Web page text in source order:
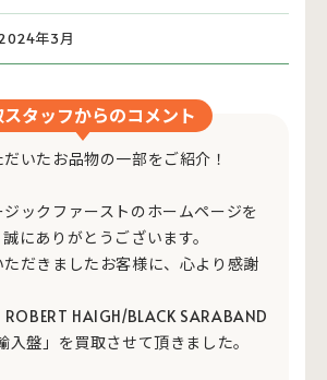
年3月
スタッフからのコメント
いたお品物の一部をご紹介！
ックファーストのホームページを
にありがとうございます。
だきましたお客様に、心より感謝
HAIGH/BLACK SARABAND
入盤」を買取させて頂きました。